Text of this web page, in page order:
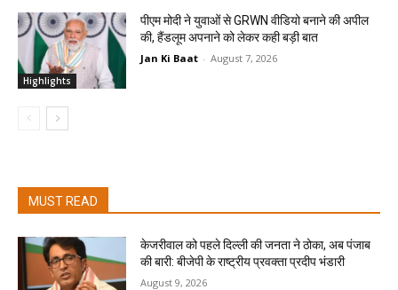
Highlights
पीएम मोदी ने युवाओं से GRWN वीडियो बनाने की अपील
की, हैंडलूम अपनाने को लेकर कही बड़ी बात
Jan Ki Baat - August 7, 2026
MUST READ
केजरीवाल को पहले दिल्ली की जनता ने ठोका, अब पंजाब
की बारी: बीजेपी के राष्ट्रीय प्रवक्ता प्रदीप भंडारी
August 9, 2026